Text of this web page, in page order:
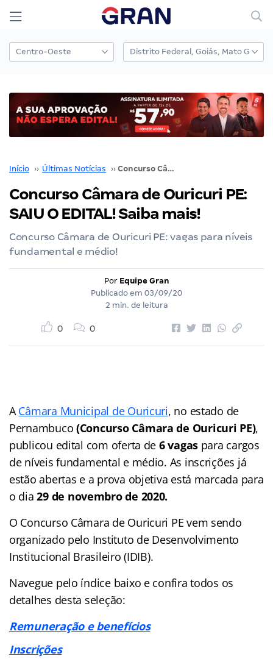
Início ›› Últimas Notícias ›› Concurso Câmara de Ouricuri PE: SAIU O EDITAL! Saiba mais!
Concurso Câmara de Ouricuri PE:
SAIU O EDITAL! Saiba mais!
Concurso Câmara de Ouricuri PE: vagas para níveis
fundamental e médio!
Por Equipe Gran
Publicado em 03/09/20
2 min. de leitura
0 0
ACâmara Municipal de Ouricuri, no estado de
Pernambuco(Concurso Câmara de Ouricuri PE),
publicou edital com oferta de 6 vagas para cargos
de níveis fundamental e médio. As inscrições já
estão abertas e a prova objetiva está marcada para
o dia29 de novembro de 2020.
O Concurso Câmara de Ouricuri PE vem sendo
organizado pelo Instituto de Desenvolvimento
Institucional Brasileiro (IDIB).
Navegue pelo índice baixo e confira todos os
detalhes desta seleção:
Remuneração e benefícios
Inscrições